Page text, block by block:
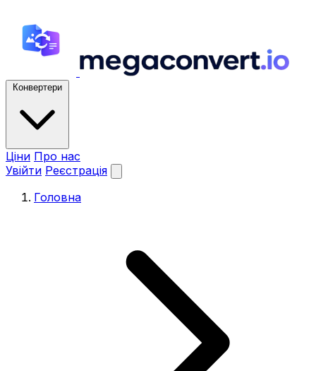
Конвертери
Ціни Про нас
Увійти Реєстрація
Головна